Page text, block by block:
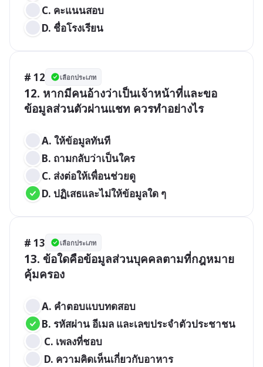
C. คะแนนสอบ
D. ชื่อโรงเรียน
# 12 เลือกประเภท
12. หากมีคนอ้างว่าเป็นเจ้าหน้าที่และขอ
ข้อมูลส่วนตัวผ่านแชท ควรทำอย่างไร
A. ให้ข้อมูลทันที
B. ถามกลับว่าเป็นใคร
C. ส่งต่อให้เพื่อนช่วยดู
D. ปฏิเสธและไม่ให้ข้อมูลใด ๆ
# 13 เลือกประเภท
13. ข้อใดคือข้อมูลส่วนบุคคลตามที่กฎหมาย
คุ้มครอง
A. คำตอบแบบทดสอบ
B. รหัสผ่าน อีเมล และเลขประจำตัวประชาชน
C. เพลงที่ชอบ
D. ความคิดเห็นเกี่ยวกับอาหาร